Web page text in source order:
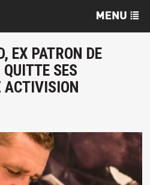
EX PATRON DE
SES
ACTIVISION